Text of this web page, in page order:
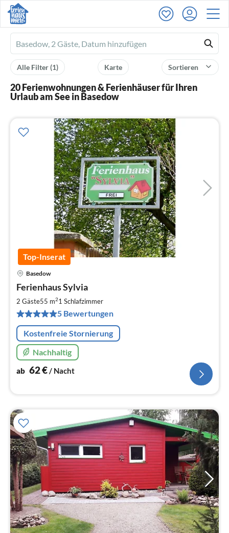
Ferienhausmiete
logo
Sortieren
Karte
Alle Filter(1)
20 Ferienwohnungen & Ferienhäuser für Ihren
Urlaub am See in Basedow
Top-Inserat
Basedow
Ferienhaus Sylvia
2 Gäste55 m21 Schlafzimmer
5 Bewertungen
Kostenfreie Stornierung
Nachhaltig
ab 62€/ Nacht